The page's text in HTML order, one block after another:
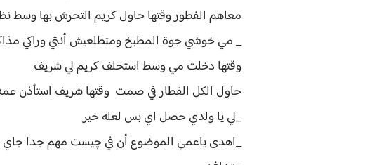
معاهم الفطور وقتها حاول كريم التحرش بها وسط
_ مي خوشي جوة المطبخ ومتطلعيش أنتي وراكي
وقتها دخلت مي وسط استحلف كريم لي شريف
حاول الكل الفطار في صمت وقتها شريف استأذن
_لي يا ولدي حصل اي بس لعله خير
_اهدى ياعمي الموضوع أن في چيست مهم جدا جاي